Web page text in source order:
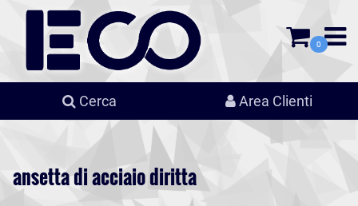
0
Cerca Area Clienti
ansetta di acciaio diritta